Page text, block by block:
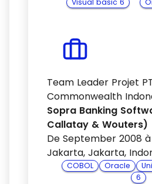
Visual basic 6
Team Leader Projet
Commonwealth
Sopra Banking
Callatay & Wouters)
De September 2008
Jakarta, Jakarta,
COBOL Oracle
6